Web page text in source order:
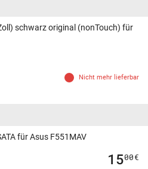
schwarz original (nonTouch) für
Nicht mehr lieferbar
für Asus F551MAV
1500€